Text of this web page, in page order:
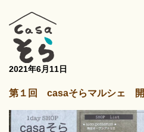
2021年6月11日
第１回 casaそらマルシェ 開